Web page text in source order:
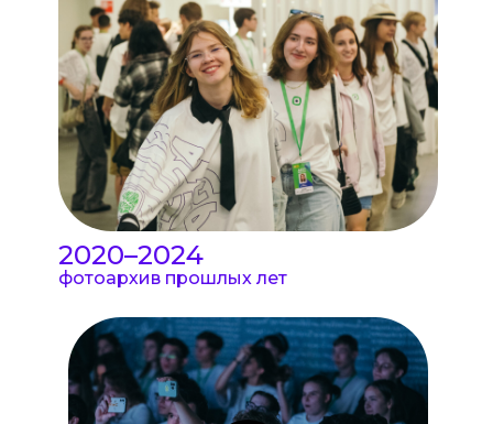
фотоархив прошлых лет
2020–2024